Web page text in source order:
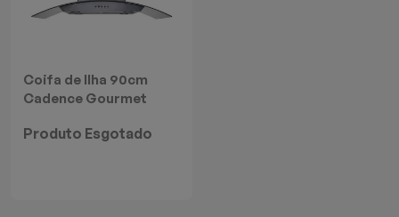
Coifa de Ilha 90cm
Cadence Gourmet
Produto Esgotado